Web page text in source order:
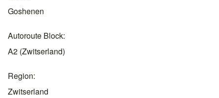
Goshenen
Autoroute Block
A2 (Zwitserland)
Region
Zwitserland